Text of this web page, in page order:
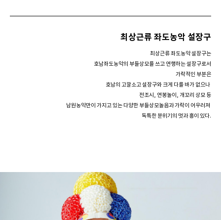
최상근류 좌도농악 설장구
최상근류 좌도농악 설장구는
호남좌도농악의 부들상모를 쓰고 연행하는 설장구로서
가락적인 부분은
호남의 고깔소고 설장구와 크게 다를 바가 없으나
전조시, 연봉놀이, 개꼬리 상모 등
남원농악만이 가지고 있는 다양한 부들상모놀음과가락이 어우러져
독특한 분위기의 멋과 흥이 있다.